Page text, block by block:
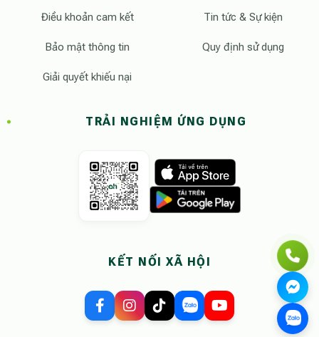
Điều khoản cam kết
Bảo mật thông tin
Giải quyết khiếu nại
Tin tức & Sự kiện
Quy định sử dụng
TRẢI NGHIỆM ỨNG DỤNG
KẾT NỐI XÃ HỘI